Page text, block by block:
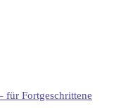
für Fortgeschrittene